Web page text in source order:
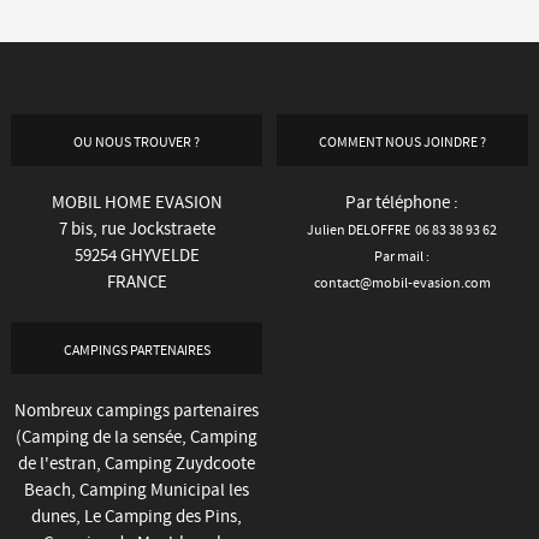
OU NOUS TROUVER ?
MOBIL HOME EVASION
7 bis, rue Jockstraete
59254 GHYVELDE
FRANCE
COMMENT NOUS JOINDRE ?
Par téléphone :
Julien DELOFFRE 06 83 38 93 62
Par mail :
contact@mobil-evasion.com
CAMPINGS PARTENAIRES
Nombreux campings partenaires
(Camping de la sensée, Camping
de l'estran, Camping Zuydcoote
Beach, Camping Municipal les
dunes, Le Camping des Pins,